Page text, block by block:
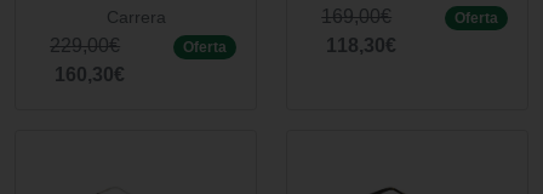
Carrera
229,00€
160,30€
Oferta
169,00€
118,30€
Oferta